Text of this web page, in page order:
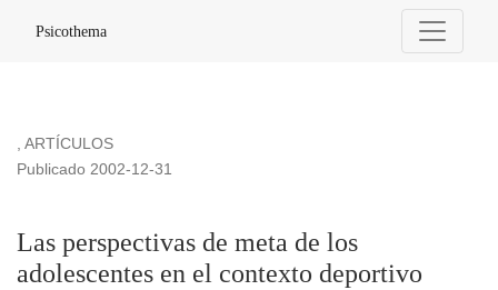
Las perspectivas de meta de los adolescentes en el
Psicothema
, ARTÍCULOS
Las perspectivas de meta de los
adolescentes en el contexto deportivo
Publicado 2002-12-31